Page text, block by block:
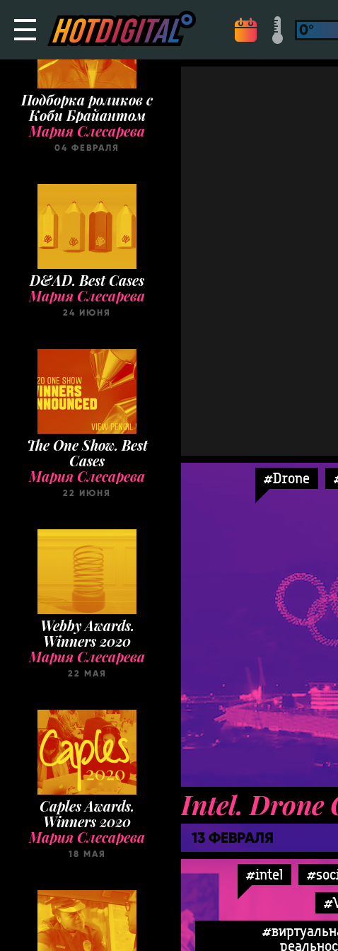
Коби Брайантом
Мария Слесарева
D&AD. Best Cases
Мария Слесарева
24 ИЮНЯ
The One Show. Best
Cases
Мария Слесарева
22 ИЮНЯ
Webby Awards.
Winners 2020
Мария Слесарева
22 МАЯ
Caples Awards.
Winners 2020
Мария Слесарева
18 МАЯ
Taxi Cases. Selection
Мария Слесарева
31 МАРТА
#Drone
Intel. Drone
13 ФЕВРАЛЯ
#intel